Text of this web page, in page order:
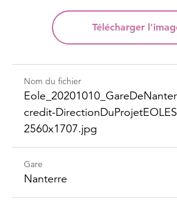
Télécharger
Nom du fichier
credit-​
2560x1707.jpg
Gare
Nanterre